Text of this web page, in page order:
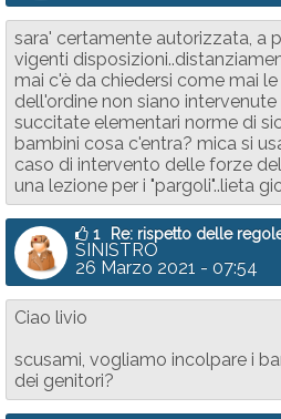
sara' certamente autorizzata, a
vigenti
mai c'è da chiedersi come mai
dell'ordine non siano
succitate elementari norme di
bambini cosa c'entra? mica si
caso di intervento delle forze
una lezione per i "pargoli"..lieta
1 Re: rispetto delle
SINISTRO
26 Marzo 2021 - 07:54
Ciao livio
scusami, vogliamo incolpare i
dei genitori?